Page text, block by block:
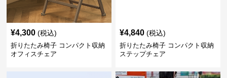
¥4,300 (税込)
折りたたみ椅子 コンパクト収納
オフィスチェア
¥4,840 (税込)
折りたたみ椅子 コンパクト収納
ステップチェア